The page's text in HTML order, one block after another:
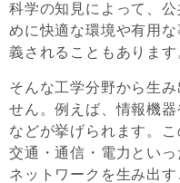
科学の知見によって、
めに快適な環境や有用
義されることもあります
そんな工学分野から生
せん。例えば、情報機
などが挙げられます。
交通・通信・電力とい
ネットワークを生み出